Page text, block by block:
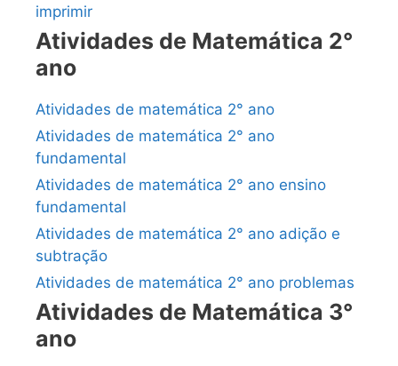
imprimir
Atividades de Matemática 2°
ano
Atividades de matemática 2° ano
Atividades de matemática 2° ano
fundamental
Atividades de matemática 2° ano ensino
fundamental
Atividades de matemática 2° ano adição e
subtração
Atividades de matemática 2° ano problemas
Atividades de Matemática 3°
ano